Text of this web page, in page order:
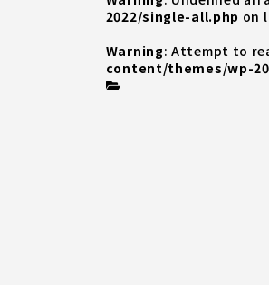
2022/single-all.php on
Warning: Attempt to
content/themes/wp-